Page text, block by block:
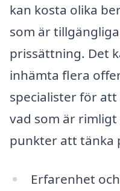
kan kosta olika
som är
prissättning. Det
inhämta flera
specialister för
vad som är
punkter att tänka
Erfarenhet